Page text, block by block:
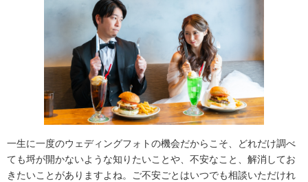
一生に一度のウェディングフォトの機会だからこそ、どれだけ調べ
ても埒が開かないような知りたいことや、不安なこと、解消してお
きたいことがありますよね。ご不安ごとはいつでも相談いただけれ